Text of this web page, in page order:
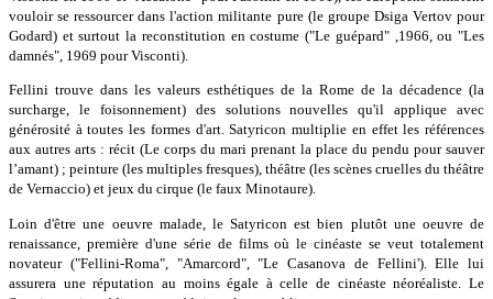
vouloir se ressourcer dans l'action militante pure (le groupe Dsiga Vertov pour
Godard) et surtout la reconstitution en costume ("Le guépard" ,1966, ou "Les
damnés", 1969 pour Visconti).
Fellini trouve dans les valeurs esthétiques de la Rome de la décadence (la
surcharge, le foisonnement) des solutions nouvelles qu'il applique avec
générosité à toutes les formes d'art. Satyricon multiplie en effet les références
aux autres arts : récit (Le corps du mari prenant la place du pendu pour sauver
l’amant) ; peinture (les multiples fresques), théâtre (les scènes cruelles du théâtre
de Vernaccio) et jeux du cirque (le faux Minotaure).
Loin d'être une oeuvre malade, le Satyricon est bien plutôt une oeuvre de
renaissance, première d'une série de films où le cinéaste se veut totalement
novateur ("Fellini-Roma", "Amarcord", "Le Casanova de Fellini'). Elle lui
assurera une réputation au moins égale à celle de cinéaste néoréaliste. Le